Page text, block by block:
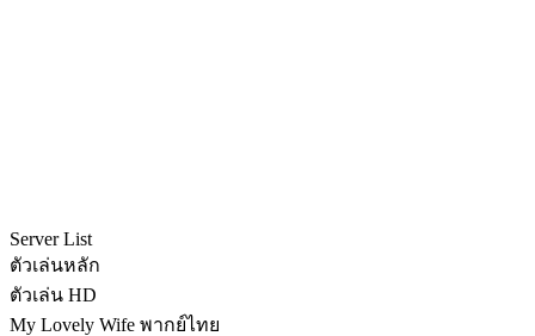
Server List
ตัวเล่นหลัก
ตัวเล่น HD
My Lovely Wife พากย์ไทย